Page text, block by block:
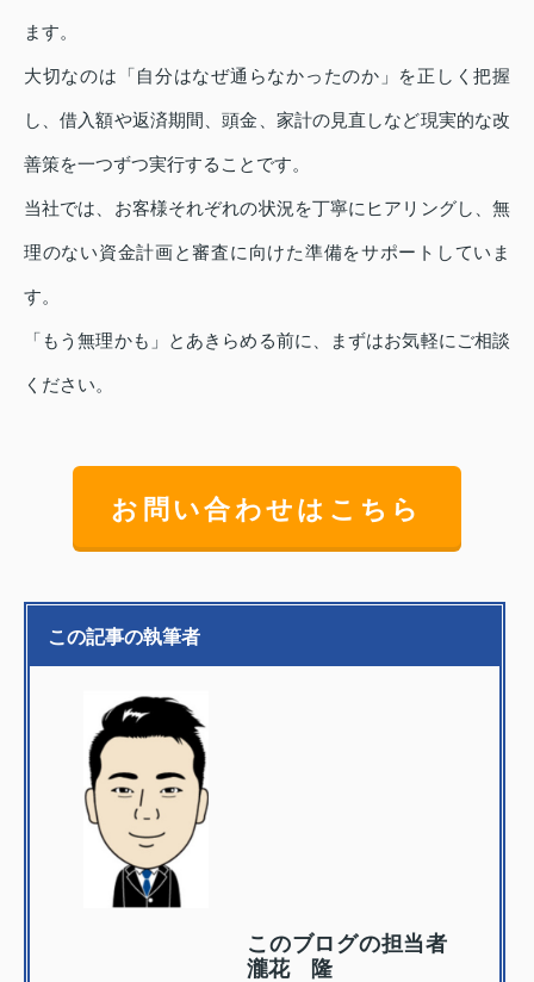
ます。
大切なのは「自分はなぜ通らなかったのか」を正しく把握
し、借入額や返済期間、頭金、家計の見直しなど現実的な改
善策を一つずつ実行することです。
当社では、お客様それぞれの状況を丁寧にヒアリングし、無
理のない資金計画と審査に向けた準備をサポートしていま
す。
「もう無理かも」とあきらめる前に、まずはお気軽にご相談
ください。
お問い合わせはこちら
この記事の執筆者
このブログの担当者
瀧花 隆